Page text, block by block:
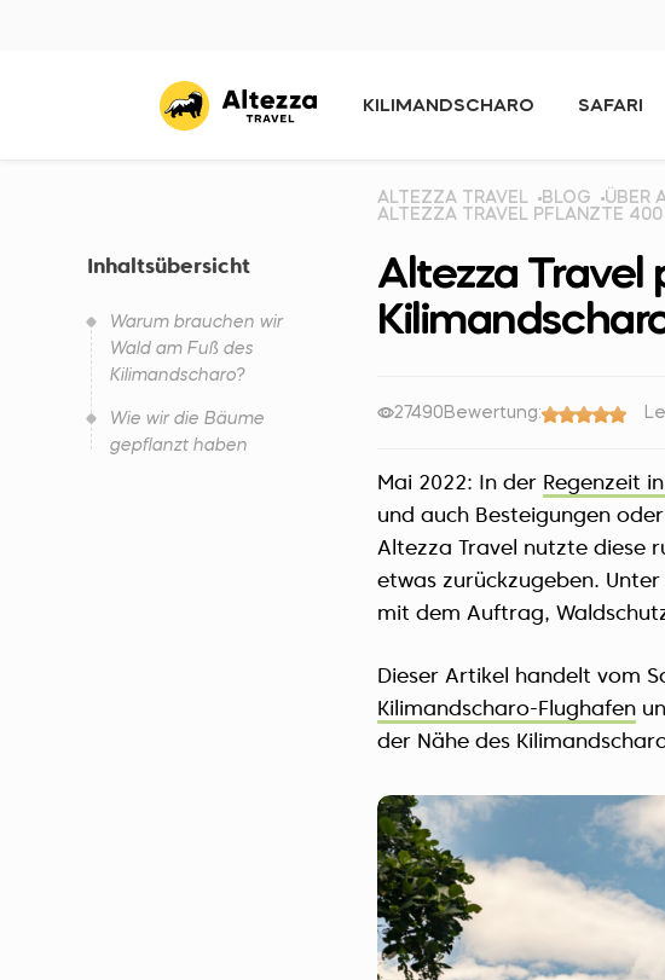
KILIMANDSCHARO SAFARI
Inhaltsübersicht
Warum brauchen wir
Wald am Fuß des
Kilimandscharo?
Wie wir die Bäume
gepflanzt haben
ALTEZZA TRAVEL BLOG
ÜBER
ALTEZZA TRAVEL PFLANZTE 400
Altezza
27490 Bewertung:
Mai 2022: In der Regenzeit
und auch Besteigungen
Altezza Travel nutzte diese
etwas zurückzugeben.
mit dem Auftrag,
Dieser Artikel handelt vom
Kilimandscharo-Flughafen
der Nähe des